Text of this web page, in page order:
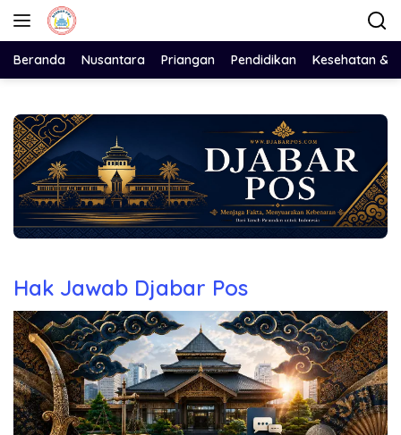
Langsung
Beranda Nusantara Priangan Pendidikan Kesehatan &
Hak Jawab Djabar Pos